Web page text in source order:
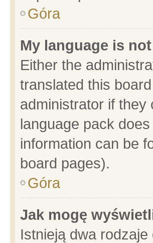
Góra
My language is
Either the
translated this
administrator if they
language pack
information can be
board pages).
Góra
Jak mogę
Istnieją dwa